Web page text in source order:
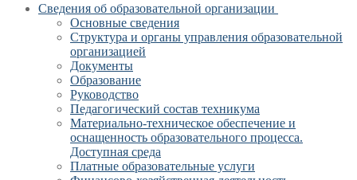
Сведения об образовательной организации
Основные сведения
Структура и органы управления образовательной
организацией
Документы
Образование
Руководство
Педагогический состав техникума
Материально-техническое обеспечение и
оснащенность образовательного процесса.
Доступная среда
Платные образовательные услуги